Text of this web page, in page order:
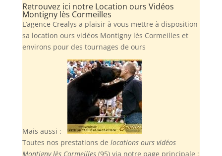
Retrouvez ici notre Location ours Vidéos
Montigny lès Cormeilles
L’agence Crealys a plaisir à vous mettre à disposition
sa location ours vidéos Montigny lès Cormeilles et
environs pour des tournages de ours
Mais aussi :
Toutes nos prestations de locations ours vidéos
Montigny lès Cormeilles(95) via notre page principale :